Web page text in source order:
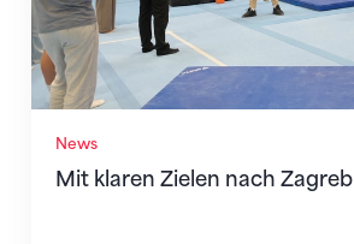
News
Mit klaren Zielen nach Zagreb